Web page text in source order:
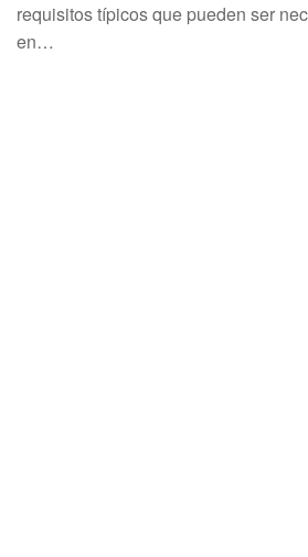
requisitos típicos que pueden ser
en…